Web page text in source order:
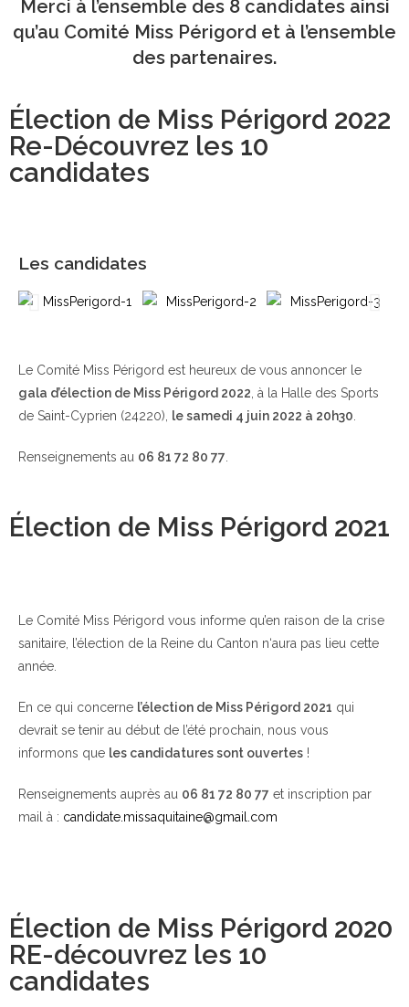
Merci à l’ensemble des 8 candidates ainsi
qu’au Comité Miss Périgord et à l’ensemble
des partenaires.
Élection de Miss Périgord 2022
Re-Découvrez les 10
candidates
Les candidates
Le Comité Miss Périgord est heureux de vous annoncer le
gala d’élection de Miss Périgord 2022 , à la Halle des Sports
de Saint-Cyprien (24220),
le samedi 4 juin 2022 à 20h30
Renseignements au 06 81 72 80 77
Élection de Miss Périgord 2021
Le Comité Miss Périgord vous informe qu’en raison de la crise
sanitaire, l’élection de la Reine du Canton n‘aura pas lieu cette
année.
En ce qui concerne l’élection de Miss Périgord 2021 qui
devrait se tenir au début de l’été prochain, nous vous
informons que les candidatures sont ouvertes !
Renseignements auprès au 06 81 72 80 77 et inscription par
mail à : candidate.missaquitaine@gmail.com
Élection de Miss Périgord 2020
RE-découvrez les 10
candidates